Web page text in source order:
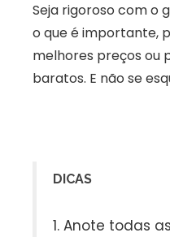
Seja rigoroso com o
o que é importante,
melhores preços ou
baratos. E não se
DICAS
1. Anote todas